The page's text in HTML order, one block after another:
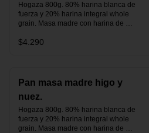
Hogaza 800g. 80% harina blanca de
fuerza y 20% harina integral whole
grain. Masa madre con harina de
verdes y un toque de romero.
$4.290
Pan masa madre higo y
nuez.
Hogaza 800g. 80% harina blanca de
fuerza y 20% harina integral whole
grain. Masa madre con harina de